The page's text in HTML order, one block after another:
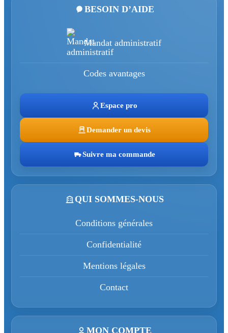
BESOIN D’AIDE
Mandat administratif
Codes avantages
Espace pro
Demander un devis
Suivre ma commande
QUI SOMMES-NOUS
Conditions générales
Confidentialité
Mentions légales
Contact
MON COMPTE